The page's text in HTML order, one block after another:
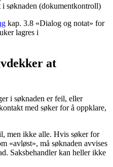
søknaden (dokumentkontroll)
kap. 3.8 «Dialog og notat» for
lagres i
at
i søknaden er feil, eller
med søker for å oppklare,
men ikke alle. Hvis søker for
«avløst», må søknaden avvises
Saksbehandler kan heller ikke